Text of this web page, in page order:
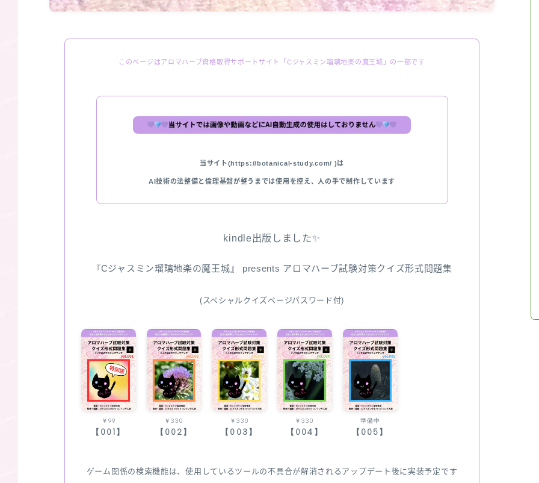
このページはアロマハーブ資格取得サポートサイト「Cジャスミン瑠璃地楽の魔王城」の一部です
当サイト(https://botanical-study.com/ )は
AI技術の法整備と倫理基盤が整うまでは使用を控え、人の手で制作しています
kindle出版しました✨
『Cジャスミン瑠璃地楽の魔王城』 presents アロマハーブ試験対策クイズ形式問題集
(スペシャルクイズページパスワード付)
￥99
【001】
￥330
【002】
￥330
【003】
￥330
【004】
準備中
【005】
ゲーム関係の検索機能は、使用しているツールの不具合が解消されるアップデート後に実装予定です